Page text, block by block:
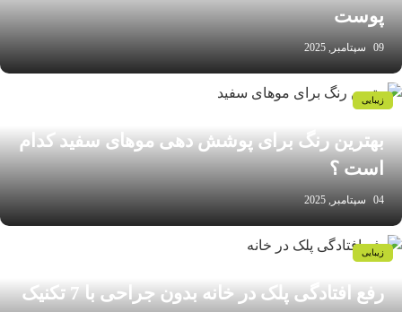
پوست
09 سپتامبر, 2025
بهترین رنگ برای پوشش دهی موهای سفید کدام
است ؟
04 سپتامبر, 2025
زیبایی
رفع افتادگی پلک در خانه بدون جراحی با 7 تکنیک
زیبایی